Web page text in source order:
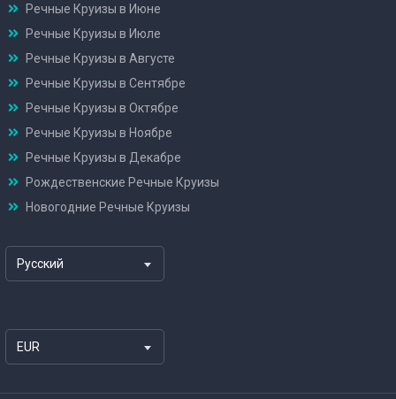
Речные Круизы в Июне
Речные Круизы в Июле
Речные Круизы в Августе
Речные Круизы в Сентябре
Речные Круизы в Октябре
Речные Круизы в Ноябре
Речные Круизы в Декабре
Рождественские Речные Круизы
Новогодние Речные Круизы
Русский
EUR